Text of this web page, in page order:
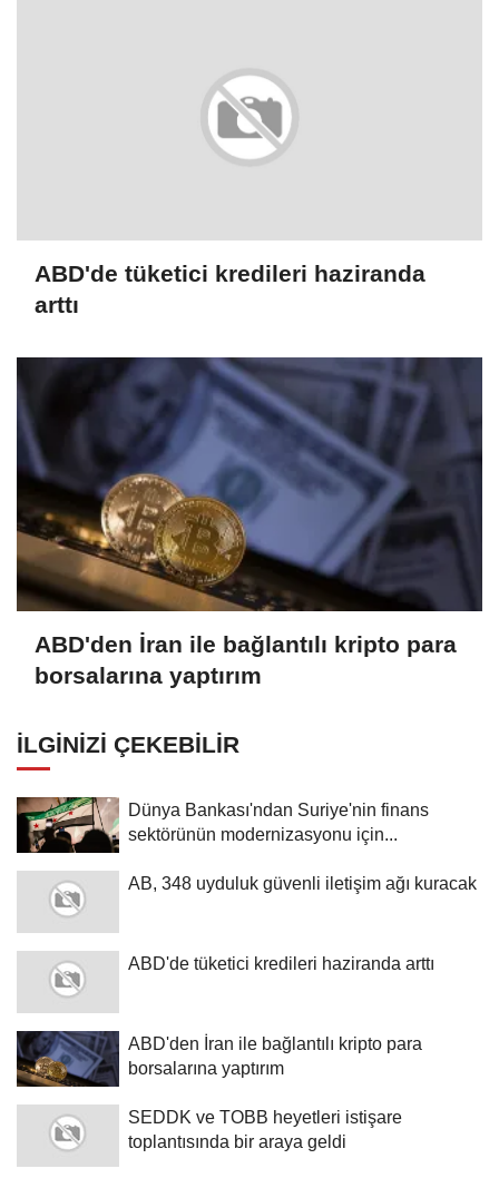
ABD'de tüketici kredileri haziranda
arttı
ABD'den İran ile bağlantılı kripto para
borsalarına yaptırım
İLGINIZI ÇEKEBILIR
Dünya Bankası'ndan Suriye'nin finans
sektörünün modernizasyonu için...
AB, 348 uyduluk güvenli iletişim ağı kuracak
ABD'de tüketici kredileri haziranda arttı
ABD'den İran ile bağlantılı kripto para
borsalarına yaptırım
SEDDK ve TOBB heyetleri istişare
toplantısında bir araya geldi